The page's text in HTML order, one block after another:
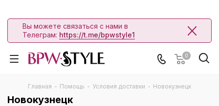
Вы можете связаться с нами в
Телеграм: https://t.me/bpwstyle1
0
Главная - Помощь - Условия доставки - Новокузнецк
Новокузнецк